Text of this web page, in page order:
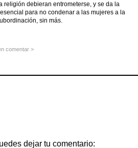
religión debieran entrometerse, y se da la
para no condenar a las mujeres a la
sin más.
comentar >
dejar tu comentario: